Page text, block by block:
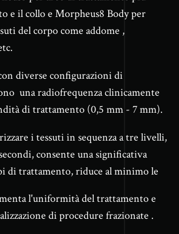
e il collo e Morpheus8 Body per
del corpo come addome ,
diverse configurazioni di
una radiofrequenza clinicamente
di trattamento (0,5 mm - 7 mm).
i tessuti in sequenza a tre livelli,
consente una significativa
di trattamento, riduce al minimo le
l'uniformità del trattamento e
di procedure frazionate .